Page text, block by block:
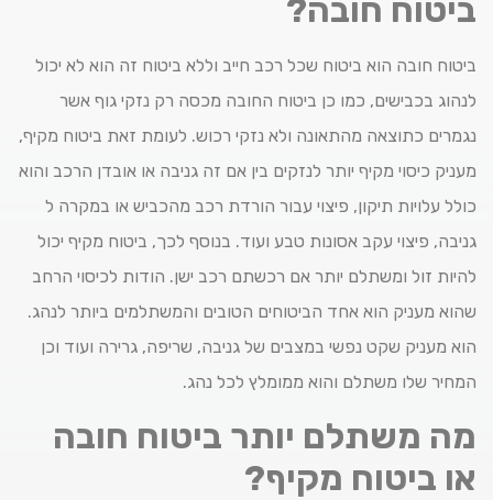
ביטוח חובה?
ביטוח חובה הוא ביטוח שכל רכב חייב וללא ביטוח זה הוא לא יכול
לנהוג בכבישים, כמו כן ביטוח החובה מכסה רק נזקי גוף אשר
נגמרים כתוצאה מהתאונה ולא נזקי רכוש. לעומת זאת ביטוח מקיף,
מעניק כיסוי מקיף יותר לנזקים בין אם זה גניבה או אובדן הרכב והוא
כולל עלויות תיקון, פיצוי עבור הורדת רכב מהכביש או במקרה ל
גניבה, פיצוי עקב אסונות טבע ועוד. בנוסף לכך, ביטוח מקיף יכול
להיות זול ומשתלם יותר אם רכשתם רכב ישן. הודות לכיסוי הרחב
שהוא מעניק הוא אחד הביטוחים הטובים והמשתלמים ביותר לנהג.
הוא מעניק שקט נפשי במצבים של גניבה, שריפה, גרירה ועוד וכן
המחיר שלו משתלם והוא ממומלץ לכל נהג.
מה משתלם יותר ביטוח חובה
או ביטוח מקיף?